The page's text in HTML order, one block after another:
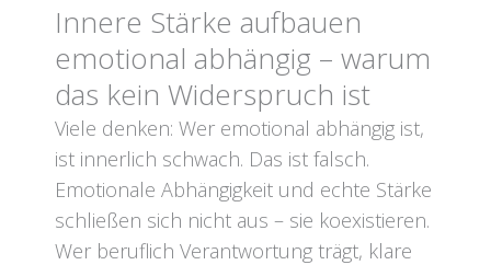
Innere Stärke aufbauen
emotional abhängig – warum
das kein Widerspruch ist
Viele denken: Wer emotional abhängig ist,
ist innerlich schwach. Das ist falsch.
Emotionale Abhängigkeit und echte Stärke
schließen sich nicht aus – sie koexistieren.
Wer beruflich Verantwortung trägt, klare